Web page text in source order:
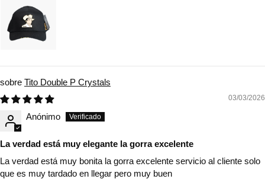
Tito Double P Crystals
03/03/2026
Anónimo
La verdad está muy elegante la gorra excelente
La verdad está muy bonita la gorra excelente servicio al cliente solo
que es muy tardado en llegar pero muy buen